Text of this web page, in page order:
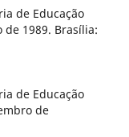
de Educação
de 1989. Brasília:
de Educação
de